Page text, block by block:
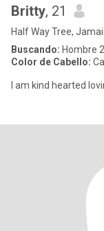
Britty, 21
Half Way Tree,
Buscando: Hombre
Color de Cabello: